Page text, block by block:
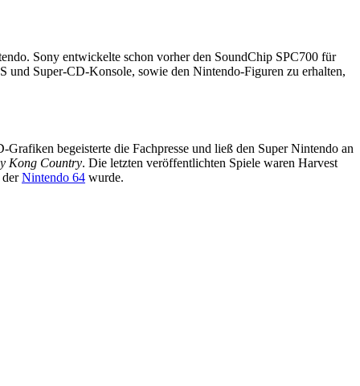
Sony entwickelte schon vorher den SoundChip SPC700 für
und Super-CD-Konsole, sowie den Nintendo-Figuren zu erhalten,
begeisterte die Fachpresse und ließ den Super Nintendo an
Kong Country. Die letzten veröffentlichten Spiele waren Harvest
derNintendo 64 wurde.